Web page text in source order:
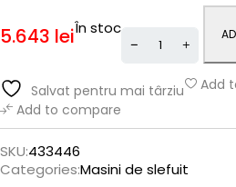
5.643 leiÎn stoc
Salvat pentru mai târziu
Add
Add to compare
SKU:433446
Categories:Masini de slefuit